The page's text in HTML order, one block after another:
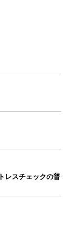
レスチェックの普